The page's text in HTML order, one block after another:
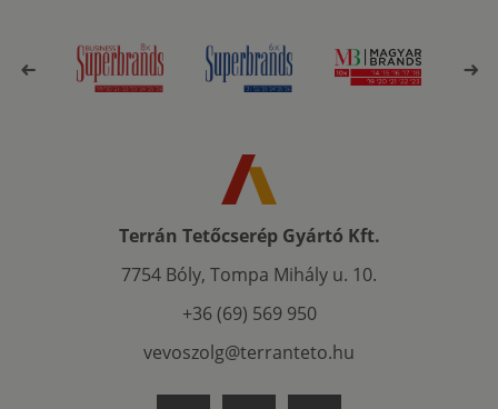
Terrán Tetőcserép Gyártó Kft.
7754 Bóly, Tompa Mihály u. 10.
+36 (69) 569 950
vevoszolg@terranteto.hu